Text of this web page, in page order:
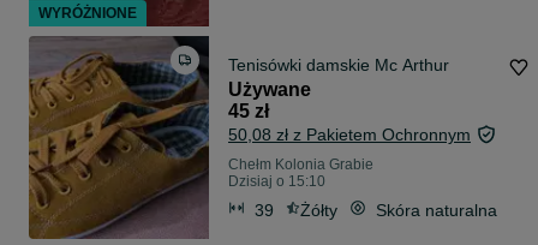
Tenisówki damskie Mc Arthur
Używane
45 zł
50,08 zł z Pakietem Ochronnym
Chełm Kolonia Grabie
Dzisiaj o 15:10
39 Żółty Skóra naturalna
WYRÓŻNIONE